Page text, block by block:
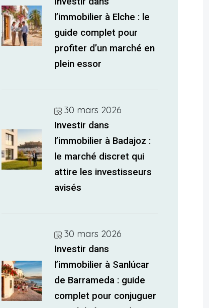
l’immobilier à Elche : le
guide complet pour
profiter d’un marché en
plein essor
30 mars 2026
Investir dans
l’immobilier à Badajoz :
le marché discret qui
attire les investisseurs
avisés
30 mars 2026
Investir dans
l’immobilier à Sanlúcar
de Barrameda : guide
complet pour conjuguer